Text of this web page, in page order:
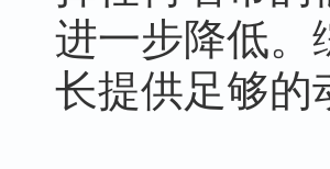
进一步降低。
长提供足够的